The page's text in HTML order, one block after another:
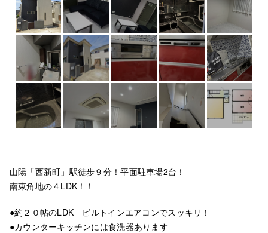
山陽「西新町」駅徒歩９分！平面駐車場2台！
南東角地の４LDK！！
●約２０帖のLDK ビルトインエアコンでスッキリ！
●カウンターキッチンには食洗器あります